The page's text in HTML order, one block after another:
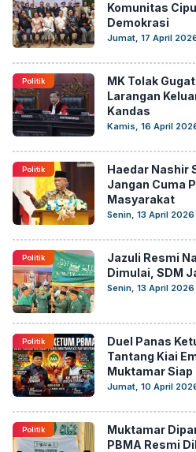
Komunitas
Demokrasi
Jumat, 17 April
Politik
MK Tolak
Larangan
Kandas
Kamis, 16 April
Politik
Haedar Nashir
Jangan Cuma
Masyarakat
Senin, 13 April 2026
Politik
Jazuli Resmi
Dimulai, SDM
Senin, 13 April 2026
Politik
Duel Panas
Tantang Kiai
Muktamar Siap
Jumat, 10 April
Politik
Muktamar
PBMA Resmi